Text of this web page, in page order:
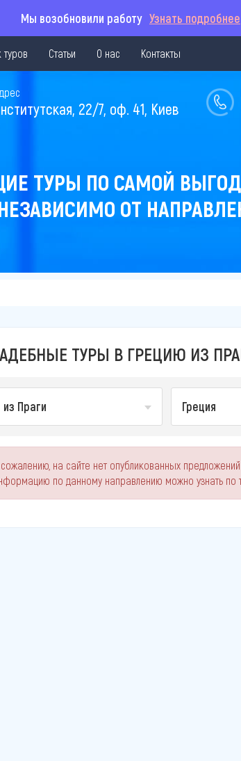
Мы возобновили работу Узнать подробнее
туров Статьи О нас Контакты
22/7, оф. 41, Киев
ТУРЫ ПО САМОЙ
ОТ
ТУРЫ В ГРЕЦИЮ ИЗ
из Праги Греция
на сайте нет опубликованных
по данному направлению можно узнать по